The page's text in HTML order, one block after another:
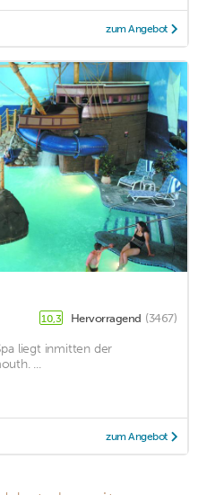
zum Angebot
10,3 Hervorragend (3467)
liegt inmitten der
...
zum Angebot